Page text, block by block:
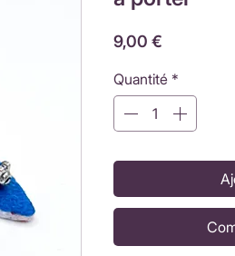
9,00 €
Quantité *